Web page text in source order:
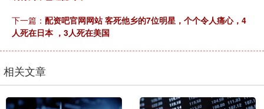
下一篇： 配资吧官网网站 客死他乡的7位明星，个个令人痛心，4
人死在日本 ，3人死在美国
相关文章